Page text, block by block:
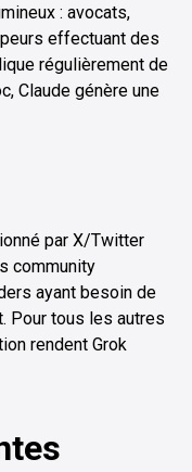
: avocats,
effectuant des
régulièrement de
Claude génère une
par X/Twitter
community
ayant besoin de
Pour tous les autres
rendent Grok